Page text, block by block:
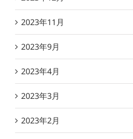
2023年11月
2023年9月
2023年4月
2023年3月
2023年2月